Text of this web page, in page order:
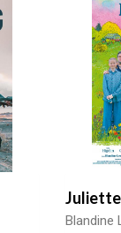
Blandine